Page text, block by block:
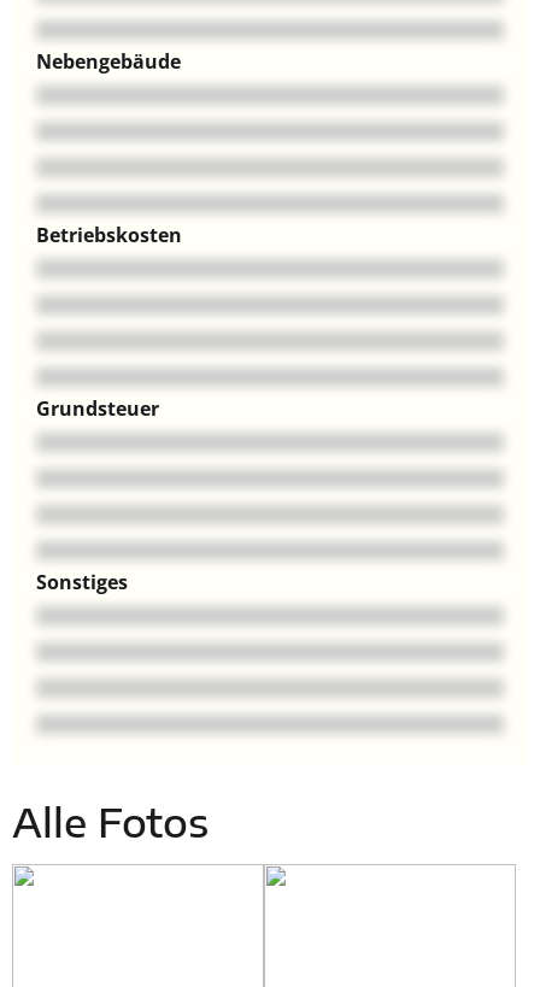
Nebengebäude
Betriebskosten
Grundsteuer
Sonstiges
Alle Fotos